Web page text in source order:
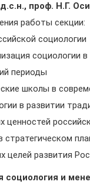
проф. Н.Г.
работы секции:
социологии
социологии в
периоды
школы в
в развитии
ценностей
стратегическом
целей развития
социология и